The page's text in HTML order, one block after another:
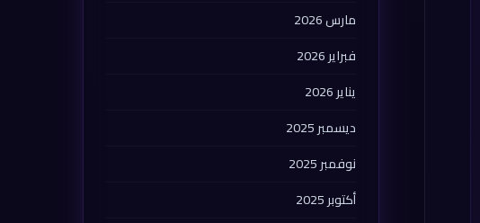
مارس 2026
فبراير 2026
يناير 2026
ديسمبر 2025
نوفمبر 2025
أكتوبر 2025